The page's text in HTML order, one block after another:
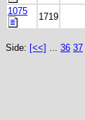
1075
1719
Side: [<<] ... 36 37